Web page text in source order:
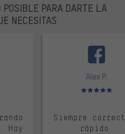
POSIBLE PARA DARTE LA
NECESITAS
de 5
Hay
Alex P.
Valoración
Siempre
rápido.